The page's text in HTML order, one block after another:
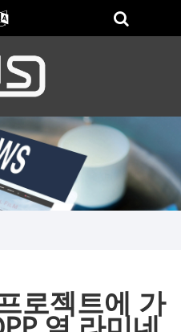
로젝트에 가